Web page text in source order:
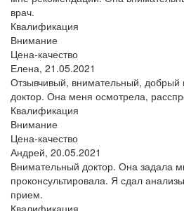
врач.
Квалификация
Внимание
Цена-качество
Елена, 21.05.2021
Отзывчивый, внимательный,
доктор. Она меня осмотрела,
Квалификация
Внимание
Цена-качество
Андрей, 20.05.2021
Внимательный доктор. Она задала
проконсультировала. Я сдал
прием.
Квалификация